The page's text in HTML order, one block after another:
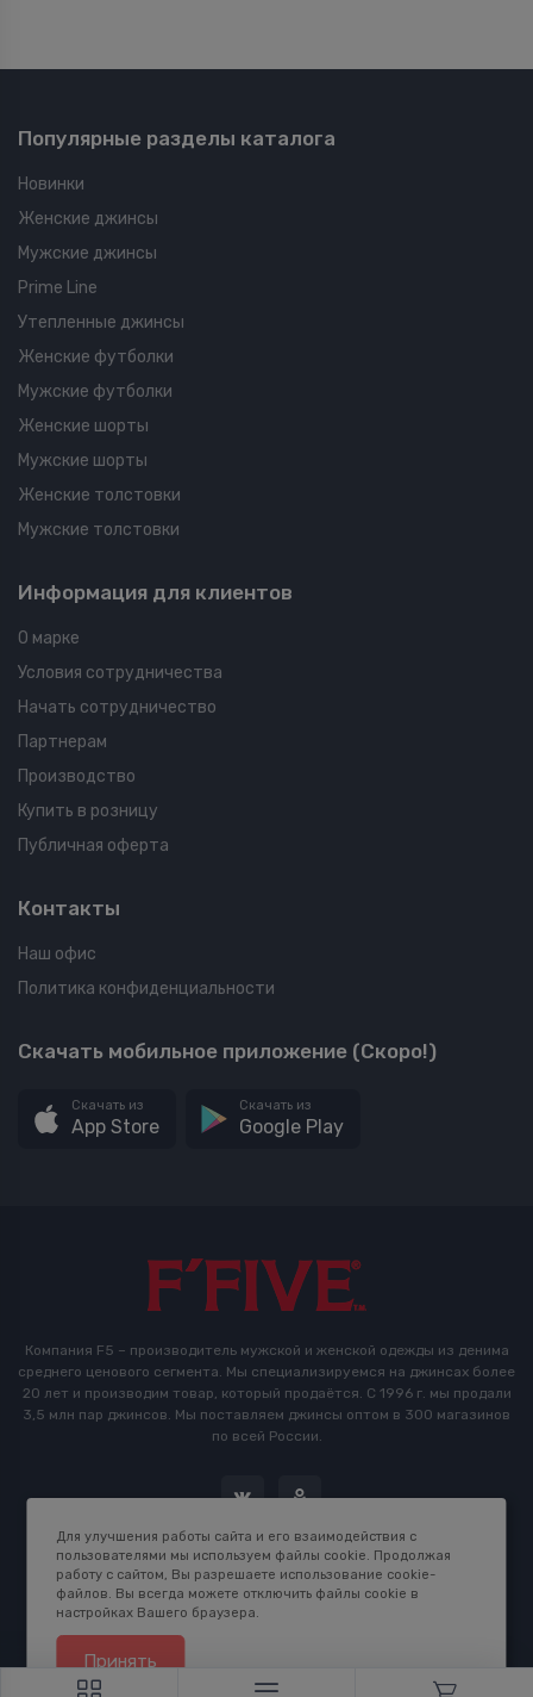
Популярные разделы каталога
Новинки
Женские джинсы
Мужские джинсы
Prime Line
Утепленные джинсы
Женские футболки
Мужские футболки
Женские шорты
Мужские шорты
Женские толстовки
Мужские толстовки
Информация для клиентов
О марке
Условия сотрудничества
Начать сотрудничество
Партнерам
Производство
Купить в розницу
Публичная оферта
Контакты
Наш офис
Политика конфиденциальности
Скачать мобильное приложение (Скоро!)
Скачать из
App Store
Скачать из
Google Play
Компания F5 – производитель мужской и женской одежды из денима
среднего ценового сегмента. Мы специализируемся на джинсах более
20 лет и производим товар, который продаётся. С 1996 г. мы продали
3,5 млн пар джинсов. Мы поставляем джинсы оптом в 300 магазинов
по всей России.
Для улучшения работы сайта и его взаимодействия с
пользователями мы используем файлы cookie. Продолжая
работу с сайтом, Вы разрешаете использование cookie-
файлов. Вы всегда можете отключить файлы cookie в
настройках Вашего браузера.
Принять